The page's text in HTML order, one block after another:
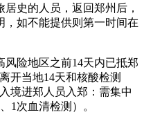
史的人员，返回郑州后，
，如不能提供则第一时间在
险地区之前14天内已抵郑
开当地14天和核酸检测
境进郑人员入郑：需集中
1次血清检测）。